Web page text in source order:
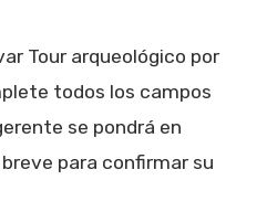
Tour arqueológico por
todos los campos
se pondrá en
para confirmar su